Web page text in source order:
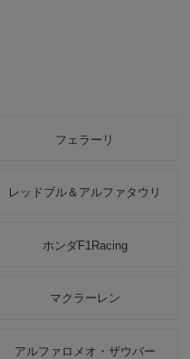
フェラーリ
レッドブル＆アルファタウリ
ホンダF1Racing
マクラーレン
アルファロメオ・ザウバー